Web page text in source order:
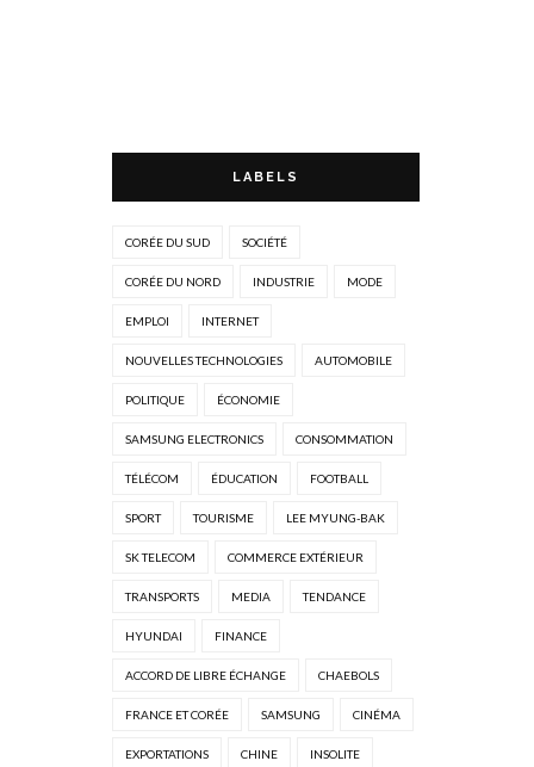
LABELS
CORÉE DU SUD SOCIÉTÉ
CORÉE DU NORD INDUSTRIE MODE
EMPLOI INTERNET
NOUVELLES TECHNOLOGIES AUTOMOBILE
POLITIQUE ÉCONOMIE
SAMSUNG ELECTRONICS CONSOMMATION
TÉLÉCOM ÉDUCATION FOOTBALL
SPORT TOURISME LEE MYUNG-BAK
SK TELECOM COMMERCE EXTÉRIEUR
TRANSPORTS MEDIA TENDANCE
HYUNDAI FINANCE
ACCORD DE LIBRE ÉCHANGE CHAEBOLS
FRANCE ET CORÉE SAMSUNG CINÉMA
EXPORTATIONS CHINE INSOLITE